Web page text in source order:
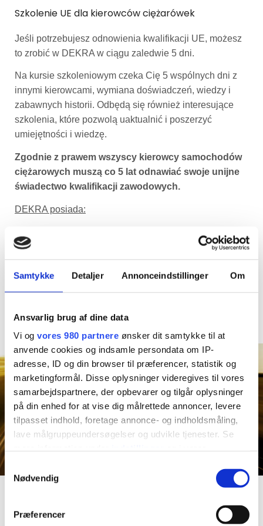
Samtykke Detaljer Annonceindstillinger Om
Ansvarlig brug af dine data
Vi og vores 980 partnere ønsker dit samtykke til at
anvende cookies og indsamle persondata om IP-
adresse, ID og din browser til præferencer, statistik og
marketingformål. Disse oplysninger videregives til vores
samarbejdspartnere, der opbevarer og tilgår oplysninger
på din enhed for at vise dig målrettede annoncer, levere
tilpasset indhold, foretage annonce- og indholdsmåling,
lave målgruppeundersøgelser og udvikle tjenester. Se
tilbage eller ændre indstillinger fra vores
"Cookiedeklaration", eller ved at trykke på "Privacy
Nødvendig
Præferencer
Szkolenie UE dla kierowców ciężarówek
Jeśli potrzebujesz odnowienia kwalifikacji UE, możesz
to zrobić w DEKRA w ciągu zaledwie 5 dni.
Na kursie szkoleniowym czeka Cię 5 wspólnych dni z
innymi kierowcami, wymiana doświadczeń, wiedzy i
zabawnych historii. Odbędą się również interesujące
szkolenia, które pozwolą uaktualnić i poszerzyć
umiejętności i wiedzę.
Zgodnie z prawem wszyscy kierowcy samochodów
ciężarowych muszą co 5 lat odnawiać swoje unijne
świadectwo kwalifikacji zawodowych.
DEKRA posiada:
- Wykwalifikowani instruktorzy
- Gwarancja organizacji
- Zaktualizowane materiały dydaktyczne
" Wiele zespołów w całym kraju
CZYTAJ WIĘCEJ TUTAJ
marketingowepliki